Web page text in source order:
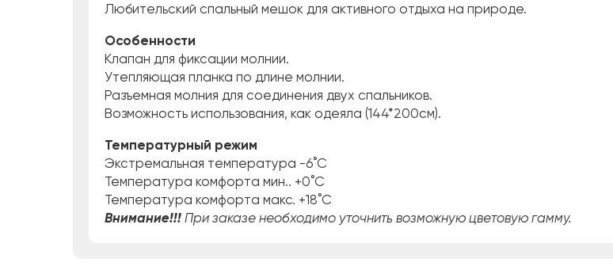
Любительский спальный мешок для активного отдыха на природе.
Особенности
Клапан для фиксации молнии.
Утепляющая планка по длине молнии.
Разъемная молния для соединения двух спальников.
Возможность использования, как одеяла (144*200см).
Температурный режим
Экстремальная температура -6˚C
Температура комфорта мин.. +0˚C
Температура комфорта макс. +18˚C
Внимание!!! При заказе необходимо уточнить возможную цветовую гамму.